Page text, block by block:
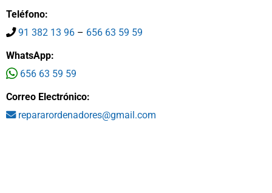
Teléfono:
91 382 13 96 – 656 63 59 59
WhatsApp:
656 63 59 59
Correo Electrónico:
repararordenadores@gmail.com